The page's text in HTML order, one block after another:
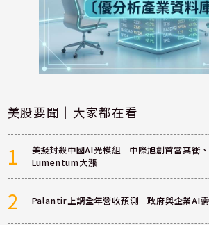
美股要聞｜大家都在看
1
美擬封殺中國AI光模組 中際旭創首當其衝
Lumentum大漲
2 Palantir上調全年營收預測 政府與企業AI